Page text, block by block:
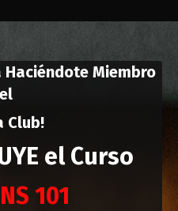
Haciéndote Miembro
Club!
el Curso
101